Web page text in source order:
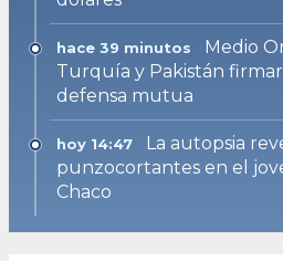
hace 39 minutos
Medio
Turquía y Pakistán
defensa mutua
hoy 14:47
La autopsia
punzocortantes en el
Chaco